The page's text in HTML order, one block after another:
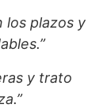
los plazos y
y trato